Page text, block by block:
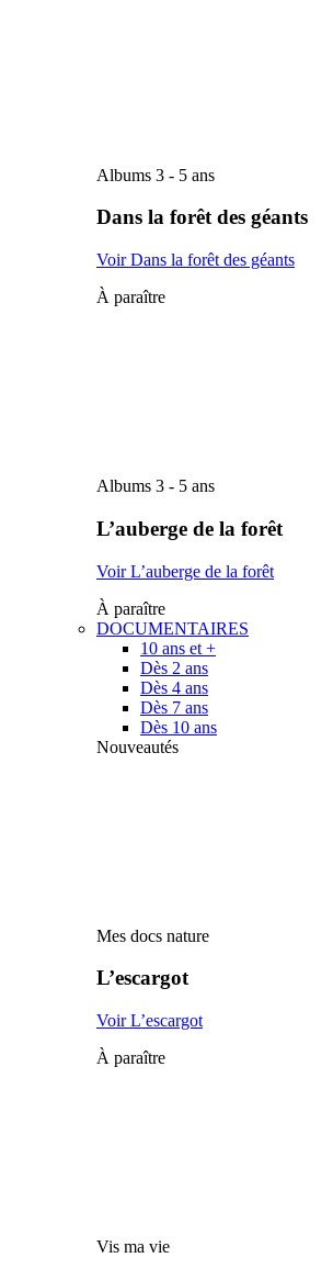
Albums 3 - 5 ans
Dans la forêt des géants
Voir Dans la forêt des géants
À paraître
Albums 3 - 5 ans
L’auberge de la forêt
Voir L’auberge de la forêt
À paraître
DOCUMENTAIRES
10 ans et +
Dès 2 ans
Dès 4 ans
Dès 7 ans
Dès 10 ans
Nouveautés
Mes docs nature
L’escargot
Voir L’escargot
À paraître
Vis ma vie